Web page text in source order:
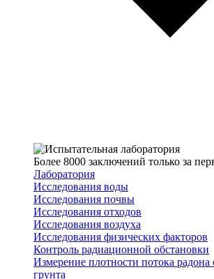
Более 8000 заключений только за
Лаборатория
Исследования воды
Исследования почвы
Исследования отходов
Исследования воздуха
Исследования физических факторов
Контроль радиационной обстановки
Измерение плотности потока радона
грунта